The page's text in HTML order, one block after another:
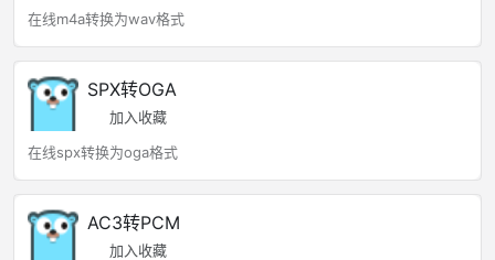
在线m4a转换为wav格式
SPX转OGA
加入收藏
在线spx转换为oga格式
AC3转PCM
加入收藏